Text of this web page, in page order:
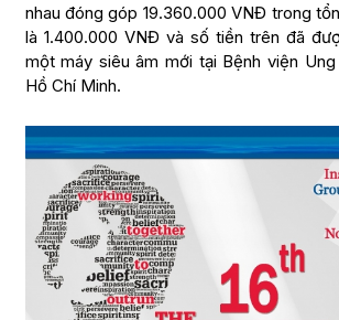
nhau đóng góp 19.360.000 VNĐ trong
là 1.400.000 VNĐ và số tiền trên đã
một máy siêu âm mới tại Bệnh viện
Hồ Chí Minh.